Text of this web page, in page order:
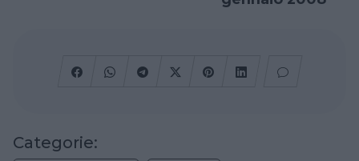
Categorie: